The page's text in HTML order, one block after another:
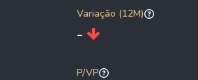
Variação (12M)
-
P/VP